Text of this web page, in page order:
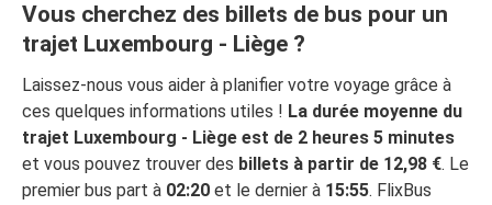
Vous cherchez des billets de bus pour un
trajet Luxembourg - Liège ?
Laissez-nous vous aider à planifier votre voyage grâce à
ces quelques informations utiles ! La durée moyenne du
trajet Luxembourg - Liège est de 2 heures 5 minutes
et vous pouvez trouver des billets à partir de 12,98 €. Le
premier bus part à 02:20 et le dernier à 15:55. FlixBus